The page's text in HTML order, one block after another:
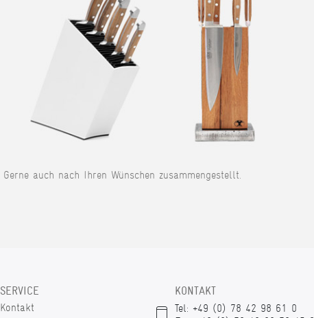
Gerne auch nach Ihren Wünschen zusammengestellt.
SERVICE
Kontakt
KONTAKT
Tel: +49 (0) 78 42 98 61 0